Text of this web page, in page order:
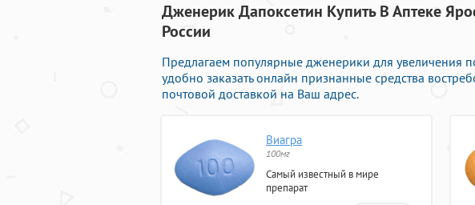
Дженерик Дапоксетин Купить В Аптеке
России
Предлагаем популярные дженерики для увеличения
удобно заказать онлайн признанные средства
почтовой доставкой на Ваш адрес.
Виагра
100мг
Самый известный в мире
препарат